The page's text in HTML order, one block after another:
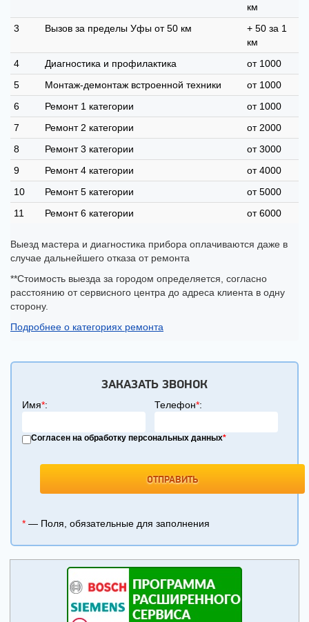
км
3
Вызов за пределы Уфы от 50 км
+ 50 за 1
км
4
Диагностика и профилактика
от 1000
5
Монтаж-демонтаж встроенной техники
от 1000
6
Ремонт 1 категории
от 1000
7
Ремонт 2 категории
от 2000
8
Ремонт 3 категории
от 3000
9
Ремонт 4 категории
от 4000
10
Ремонт 5 категории
от 5000
11
Ремонт 6 категории от 6000
Выезд мастера и диагностика прибора оплачиваются даже в
случае дальнейшего отказа от ремонта
**Стоимость выезда за городом определяется, согласно
расстоянию от сервисного центра до адреса клиента в одну
сторону.
Подробнее о категориях ремонта
ЗАКАЗАТЬ ЗВОНОК
Имя*: Телефон*:
Согласен на обработку персональных данных*
* — Поля, обязательные для заполнения